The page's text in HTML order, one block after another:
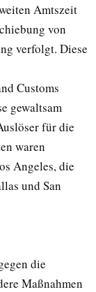
Amtszeit
von
verfolgt. Diese
Customs
gewaltsam
für die
waren
Angeles, die
und San
die
Maßnahmen